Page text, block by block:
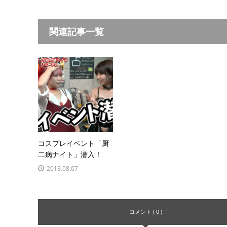
関連記事一覧
コスプレイベント「厨
二病ナイト」潜入！
2018.08.07
コメント ( 0 )